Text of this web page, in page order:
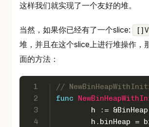
这样我们就实现了一个友好的堆。
当然，如果你已经有了一个slice: []V
堆，并且在这个slice上进行堆操作，
面的方法：
1
2
3
4
//
func
h :=
h.binHeap =